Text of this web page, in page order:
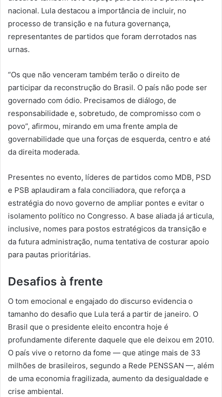
nacional. Lula destacou a importância de incluir, no
processo de transição e na futura governança,
representantes de partidos que foram derrotados nas
urnas.
“Os que não venceram também terão o direito de
participar da reconstrução do Brasil. O país não pode ser
governado com ódio. Precisamos de diálogo, de
responsabilidade e, sobretudo, de compromisso com o
povo”, afirmou, mirando em uma frente ampla de
governabilidade que una forças de esquerda, centro e até
da direita moderada.
Presentes no evento, líderes de partidos como MDB, PSD
e PSB aplaudiram a fala conciliadora, que reforça a
estratégia do novo governo de ampliar pontes e evitar o
isolamento político no Congresso. A base aliada já articula,
inclusive, nomes para postos estratégicos da transição e
da futura administração, numa tentativa de costurar apoio
para pautas prioritárias.
Desafios à frente
O tom emocional e engajado do discurso evidencia o
tamanho do desafio que Lula terá a partir de janeiro. O
Brasil que o presidente eleito encontra hoje é
profundamente diferente daquele que ele deixou em 2010.
O país vive o retorno da fome — que atinge mais de 33
milhões de brasileiros, segundo a Rede PENSSAN —, além
de uma economia fragilizada, aumento da desigualdade e
crise ambiental.